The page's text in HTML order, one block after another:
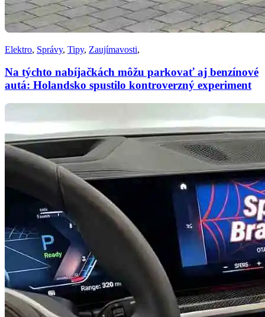
Elektro, Správy, Tipy, Zaujímavosti,
Na týchto nabíjačkách môžu parkovať aj benzínové
autá: Holandsko spustilo kontroverzný experiment